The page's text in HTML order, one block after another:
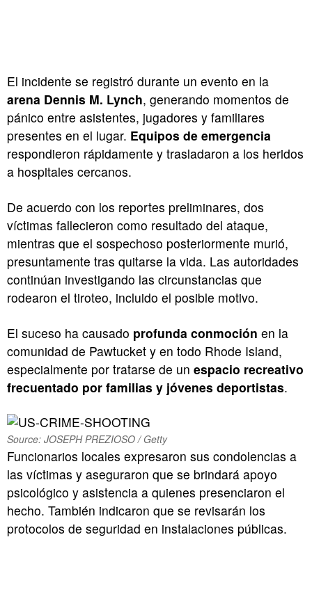
El incidente se registró durante un evento en la
arena Dennis M. Lynch, generando momentos de
pánico entre asistentes, jugadores y familiares
presentes en el lugar. Equipos de emergencia
respondieron rápidamente y trasladaron a los heridos
a hospitales cercanos.
De acuerdo con los reportes preliminares, dos
víctimas fallecieron como resultado del ataque,
mientras que el sospechoso posteriormente murió,
presuntamente tras quitarse la vida. Las autoridades
continúan investigando las circunstancias que
rodearon el tiroteo, incluido el posible motivo.
El suceso ha causado profunda conmoción en la
comunidad de Pawtucket y en todo Rhode Island,
especialmente por tratarse de un espacio recreativo
frecuentado por familias y jóvenes deportistas.
Source: JOSEPH PREZIOSO / Getty
Funcionarios locales expresaron sus condolencias a
las víctimas y aseguraron que se brindará apoyo
psicológico y asistencia a quienes presenciaron el
hecho. También indicaron que se revisarán los
protocolos de seguridad en instalaciones públicas.